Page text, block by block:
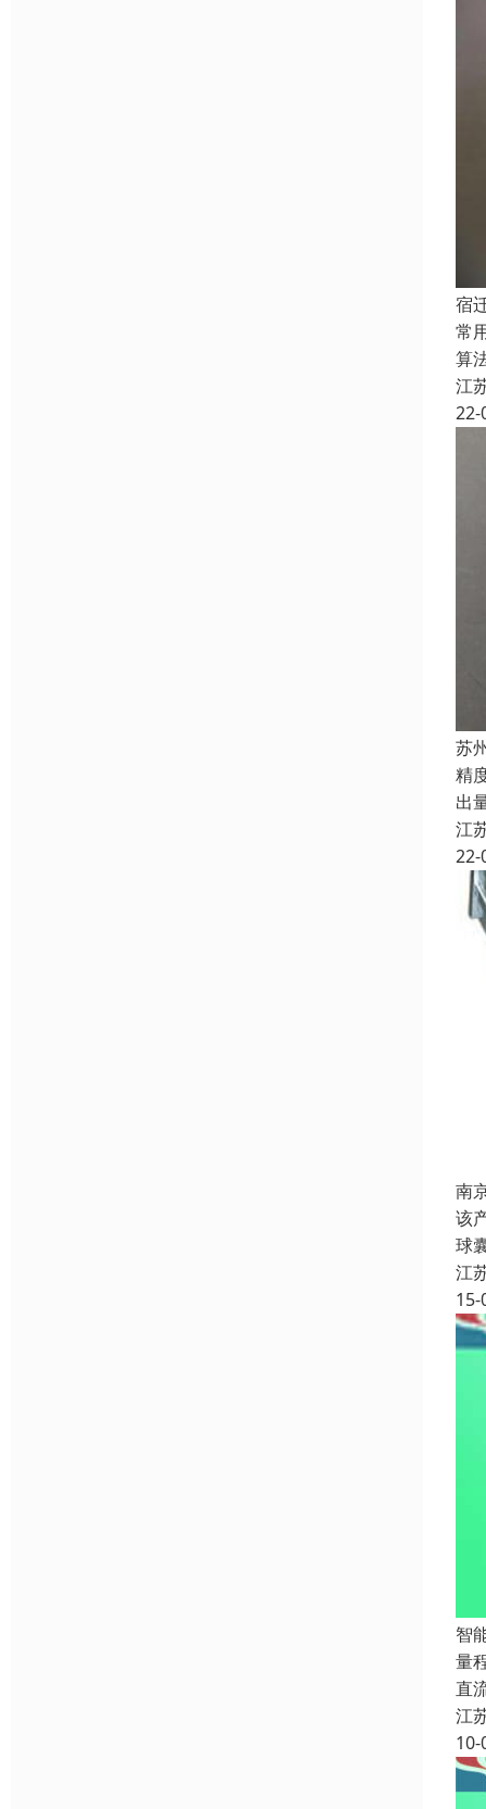
宿
常
算
江
22-
苏
精
出
江
22-
南
该
球
江
15-
智
量
直
江
10-